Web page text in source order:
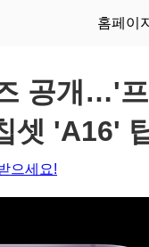
홈페이지
공개…'
셋 'A16'
으세요!